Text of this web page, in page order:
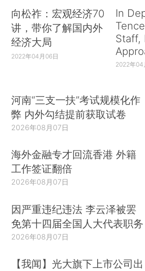
向松祚：宏观经济70
讲，带你了解国内外
经济大局
2022年04月06日
In
Staff,
2022年04
河南“三支一扶”考试规模化作
弊 内外勾结提前获取试卷
2026年08月07日
海外金融专才回流香港 外籍
工作签证翻倍
2026年08月07日
因严重违纪违法 李云泽被罢
免第十四届全国人大代表职务
2026年08月07日
【我闻】光大旗下上市公司出